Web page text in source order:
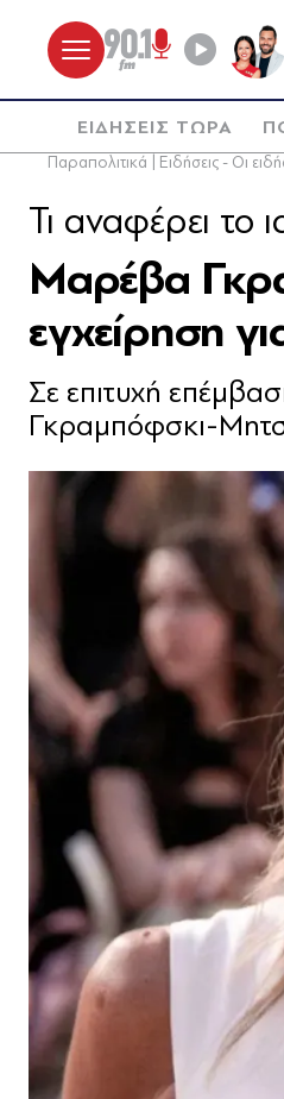
ΕΙΔΗΣΕΙΣ ΤΩΡΑ
Παραπολιτικά | Ειδήσεις - Οι
Μαρέβα
εγχείρηση
Τι αναφέρει το
Σε επιτυχή
Γκραμπόφσκι-